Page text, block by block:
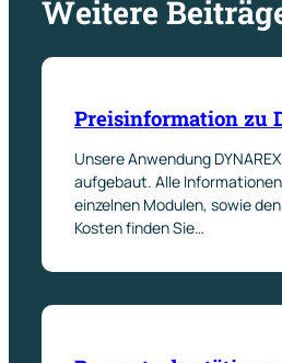
Weitere
Preisinformation zu
Unsere Anwendung
aufgebaut. Alle
einzelnen Modulen, sowie
Kosten finden Sie…